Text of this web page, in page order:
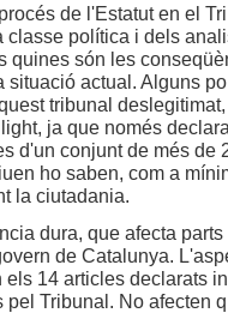
de l'Estatut en el
classe política i dels
quines són les
situació actual. Alguns
tribunal
ja que només
d'un conjunt de més de
ho saben, com a
la ciutadania.
dura, que afecta
de Catalunya.
14 articles declarats
pel Tribunal. No afecten